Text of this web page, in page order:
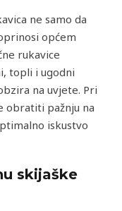
ne samo da
općem
rukavice
topli i ugodni
na uvjete. Pri
obratiti pažnju na
iskustvo
skijaške